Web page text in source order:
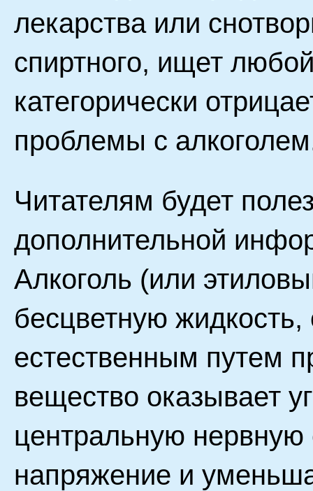
лекарства или
спиртного, ищет
категорически
проблемы с
Читателям будет
дополнительной
Алкоголь (или
бесцветную
естественным путем
вещество оказывает
центральную нервную
напряжение и